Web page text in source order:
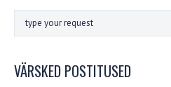
VÄRSKED POSTITUSED